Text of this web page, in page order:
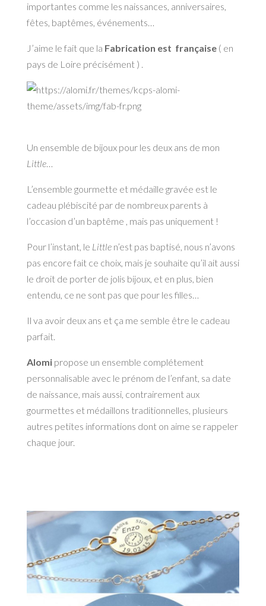
importantes comme les naissances, anniversaires,
fêtes, baptêmes, événements…
J’aime le fait que la Fabrication est française( en
pays de Loire précisément ) .
Un ensemble de bijoux pour les deux ans de mon
Little…
L’ensemble gourmette et médaille gravée est le
cadeau plébiscité par de nombreux parents à
l’occasion d’un baptême , mais pas uniquement !
Pour l’instant, le Littlen’est pas baptisé, nous n’avons
pas encore fait ce choix, mais je souhaite qu’il ait aussi
le droit de porter de jolis bijoux, et en plus, bien
entendu, ce ne sont pas que pour les filles…
Il va avoir deux ans et ça me semble être le cadeau
parfait.
Alomi propose un ensemble complétement
personnalisable avec le prénom de l’enfant, sa date
de naissance, mais aussi, contrairement aux
gourmettes et médaillons traditionnelles, plusieurs
autres petites informations dont on aime se rappeler
chaque jour.